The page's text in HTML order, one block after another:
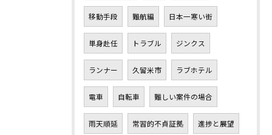
移動手段 難航編 日本一寒い街
単身赴任 トラブル ジンクス
ランナー 久留米市 ラブホテル
電車 自転車 難しい案件の場合
雨天順延 常習的不貞証拠 進捗と展望